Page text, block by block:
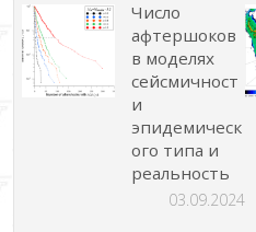
Число
афтершоков
в моделях
сейсмичност
и
эпидемическ
ого типа и
реальность
03.09.2024